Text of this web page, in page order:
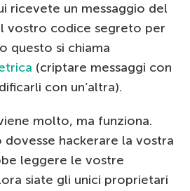
ricevete un messaggio del
vostro codice segreto per
questo si chiama
(criptare messaggi con
con un’altra).
molto, ma funziona.
dovesse hackerare la vostra
leggere le vostre
siate gli unici proprietari